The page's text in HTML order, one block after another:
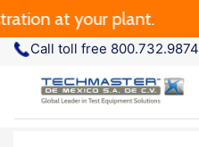
at your plant.
Call toll free 800.732.9874